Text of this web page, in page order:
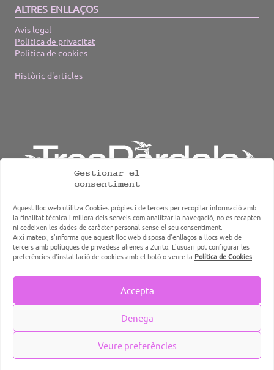
Gestionar el
consentiment
Aquest lloc web utilitza Cookies pròpies i de tercers per recopilar informació amb
la finalitat tècnica i millora dels serveis com analitzar la navegació, no es recapten
ni cedeixen les dades de caràcter personal sense el seu consentiment.
Així mateix, s'informa que aquest lloc web disposa d'enllaços a llocs web de
tercers amb polítiques de privadesa alienes a Zurito. L'usuari pot configurar les
preferències d'instal·lació de cookies amb el botó o veure la Política de Cookies
Accepta
Denega
Veure preferències
ALTRES ENLLAÇOS
Avis legal
Politica de privacitat
Politica de cookies
Històric d'articles
TresPardals, grup d'hostaleria, restauració i caterings de
Terrassa
Dieres.com
Restaurant a Terrassa. Vins, cuina de mercat i producte de temporada | ©